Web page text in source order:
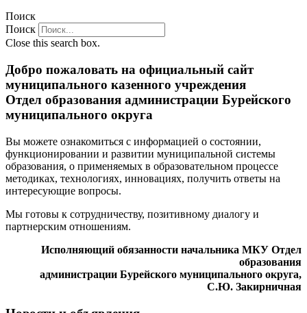
Поиск
Поиск
Close this search box.
Добро пожаловать на официальный сайт
муниципального казенного учреждения
Отдел образования администрации Бурейского
муниципального округа
Вы можете ознакомиться с информацией о состоянии,
функционировании и развитии муниципальной системы
образования, о применяемых в образовательном процессе
методиках, технологиях, инновациях, получить ответы на
интересующие вопросы.
Мы готовы к сотрудничеству, позитивному диалогу и
партнерским отношениям.
Исполняющий обязанности начальника МКУ Отдел
образования
администрации Бурейского муниципального округа,
С.Ю. Закирничная